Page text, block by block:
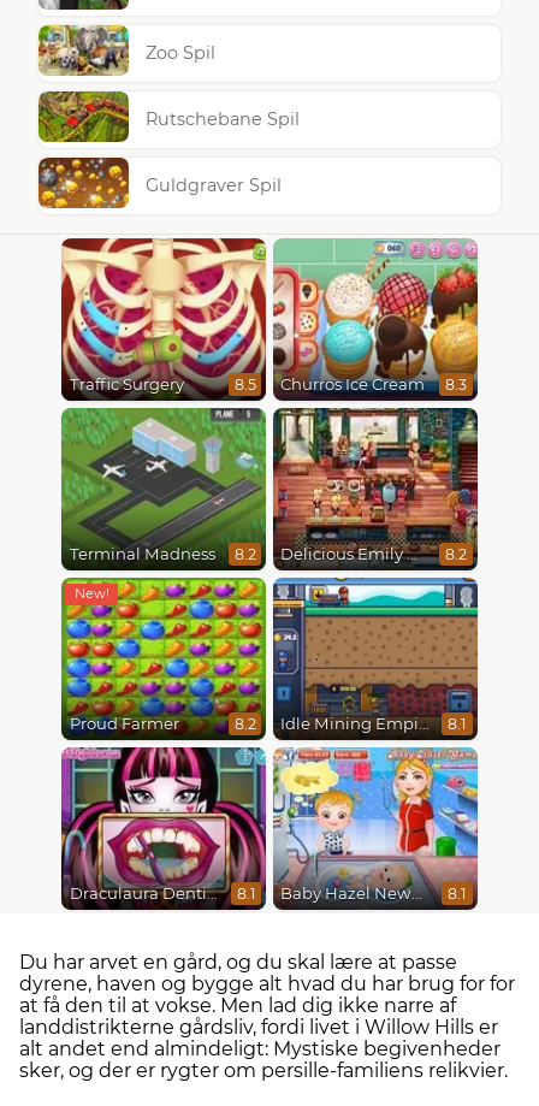
Zoo Spil
Rutschebane Spil
Guldgraver Spil
Traffic Surgery 8.5 Churros Ice Cream 8.3
Terminal Madness 8.2 Delicious Emily New Beginning 8.2
Proud Farmer 8.2 Idle Mining Empire 8.1
Draculaura Dentist 8.1 Baby Hazel Newborn Vaccination 8.1
Du har arvet en gård, og du skal lære at passe
dyrene, haven og bygge alt hvad du har brug for for
at få den til at vokse. Men lad dig ikke narre af
landdistrikterne gårdsliv, fordi livet i Willow Hills er
alt andet end almindeligt: Mystiske begivenheder
sker, og der er rygter om persille-familiens relikvier.